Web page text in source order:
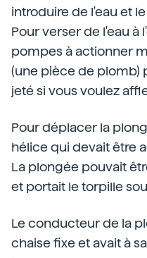
introduire de l'eau et
Pour verser de l'eau à
pompes à actionner
(une pièce de plomb)
jeté si vous voulez
Pour déplacer la
hélice qui devait être
La plongée pouvait
et portait le torpille
Le conducteur de la
chaise fixe et avait à